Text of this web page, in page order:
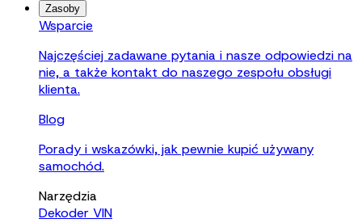
Zasoby
Wsparcie
Najczęściej zadawane pytania i nasze odpowiedzi na
nie, a także kontakt do naszego zespołu obsługi
klienta.
Blog
Porady i wskazówki, jak pewnie kupić używany
samochód.
Narzędzia
Dekoder VIN